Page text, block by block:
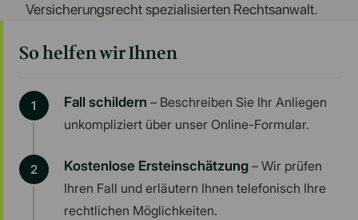
Versicherungsrecht spezialisierten Rechtsanwalt.
So helfen wir Ihnen
Fall schildern – Beschreiben Sie Ihr Anliegen
unkompliziert über unser Online-Formular.
Kostenlose Ersteinschätzung – Wir prüfen
Ihren Fall und erläutern Ihnen telefonisch Ihre
rechtlichen Möglichkeiten.